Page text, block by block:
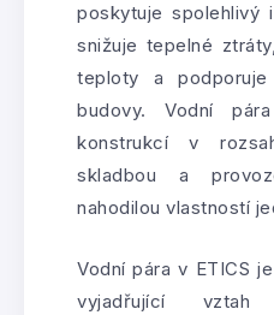
poskytuje spolehlivý
snižuje tepelné
teploty a podporuje
budovy. Vodní
konstrukcí v
skladbou a
nahodilou vlastností
Vodní pára v ETICS
vyjadřující vztah